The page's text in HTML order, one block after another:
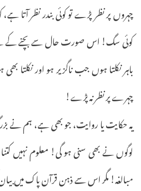
چہروں پر نظر پڑے تو کوئی بندر نظر آتا ہے،
کوئی سگ! اس صورت حال سے بچنے
باہر نکلتا ہوں جب ناگزیر ہو اور نکلتا
چہرے پر نظر نہ پڑے!
یہ حکایت یا روایت، جو بھی ہے، ہم
لوگوں نے بھی سنی ہو گی! معلوم نہیں
مبالغہ! مگر اس سے ذہن قرآن پاک میں